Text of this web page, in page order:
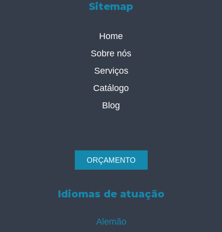
Sitemap
Home
Sobre nós
Serviços
Catálogo
Blog
ORÇAMENTO
Idiomas de atuação
Alemão